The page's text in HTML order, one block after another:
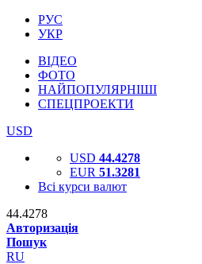
РУС
УКР
ВІДЕО
ФОТО
НАЙПОПУЛЯРНІШІ
СПЕЦПРОЕКТИ
USD
USD 44.4278
EUR 51.3281
Всі курси валют
44.4278
Авторизація
Пошук
RU